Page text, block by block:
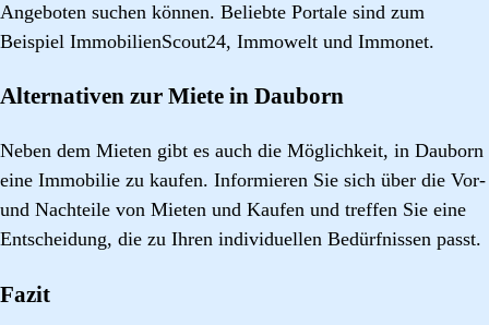
Angeboten suchen können. Beliebte Portale sind zum
Beispiel ImmobilienScout24, Immowelt und Immonet.
Alternativen zur Miete in Dauborn
Neben dem Mieten gibt es auch die Möglichkeit, in Dauborn
eine Immobilie zu kaufen. Informieren Sie sich über die Vor-
und Nachteile von Mieten und Kaufen und treffen Sie eine
Entscheidung, die zu Ihren individuellen Bedürfnissen passt.
Fazit